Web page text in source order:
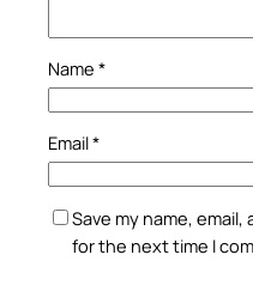
Name *
Email*
Save my name,
for the next time I